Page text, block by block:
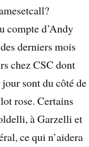
compte d’Andy
derniers mois
chez CSC dont
sont du côté de
rose. Certains
à Garzelli et
ce qui n’aidera